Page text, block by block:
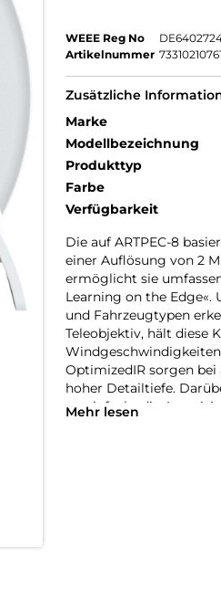
WEEE Reg No
Artikelnummer
Zusätzliche
Marke
Modellbezeichnung
Produkttyp
Farbe
Verfügbarkeit
Die auf ARTPEC-8
einer Auflösung von 2
ermöglicht sie
Learning on the Edge«.
und Fahrzeugtypen
Teleobjektiv, hält diese
OptimizedIR sorgen
hoher Detailtiefe.
vereinfacht die
Mehr lesen